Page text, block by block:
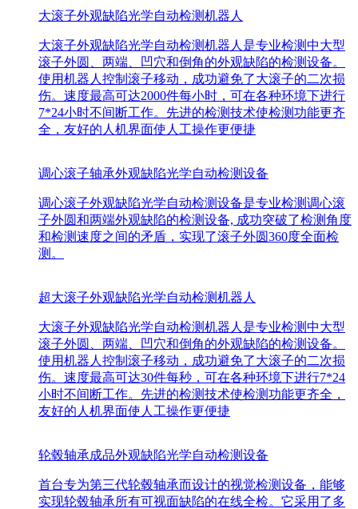
大滚子外观缺陷光学自动检测机器人
大滚子外观缺陷光学自动检测机器人是专业检测中大型
滚子外圆、两端、凹穴和倒角的外观缺陷的检测设备。
使用机器人控制滚子移动，成功避免了大滚子的二次损
伤。速度最高可达2000件每小时，可在各种环境下进行
7*24小时不间断工作。先进的检测技术使检测功能更齐
全，友好的人机界面使人工操作更便捷
调心滚子轴承外观缺陷光学自动检测设备
调心滚子外观缺陷光学自动检测设备是专业检测调心滚
子外圆和两端外观缺陷的检测设备, 成功突破了检测角度
和检测速度之间的矛盾，实现了滚子外圆360度全面检
测。
超大滚子外观缺陷光学自动检测机器人
大滚子外观缺陷光学自动检测机器人是专业检测中大型
滚子外圆、两端、凹穴和倒角的外观缺陷的检测设备。
使用机器人控制滚子移动，成功避免了大滚子的二次损
伤。速度最高可达30件每秒，可在各种环境下进行7*24
小时不间断工作。先进的检测技术使检测功能更齐全，
友好的人机界面使人工操作更便捷
轮毂轴承成品外观缺陷光学自动检测设备
首台专为第三代轮毂轴承而设计的视觉检测设备，能够
实现轮毂轴承所有可视面缺陷的在线全检。它采用了多